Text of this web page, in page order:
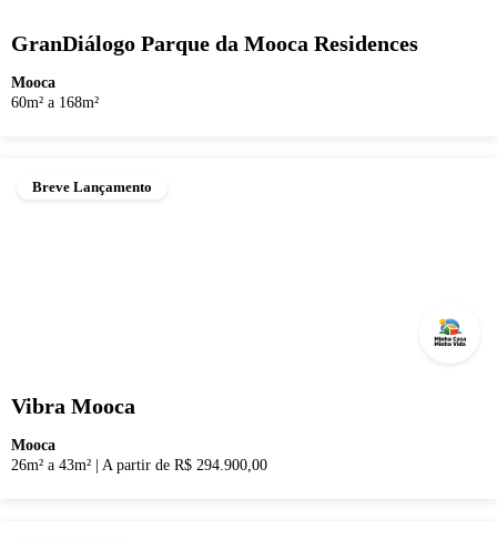
GranDiálogo Parque da Mooca Residences
Mooca
60m² a 168m²
Breve Lançamento
Vibra Mooca
Mooca
26m² a 43m²
A partir de R$ 294.900,00